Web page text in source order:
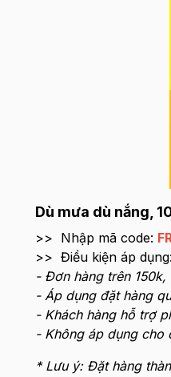
Dù mưa dù nắng,
>> Nhập mã code:
>> Điều kiện áp dụng:
- Đơn hàng trên
- Áp dụng đặt hàng
- Khách hàng hỗ trợ
- Không áp dụng cho
* Lưu ý: Đặt hàng